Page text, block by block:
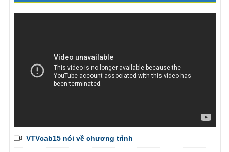
VTVcab15 nói về chương trình